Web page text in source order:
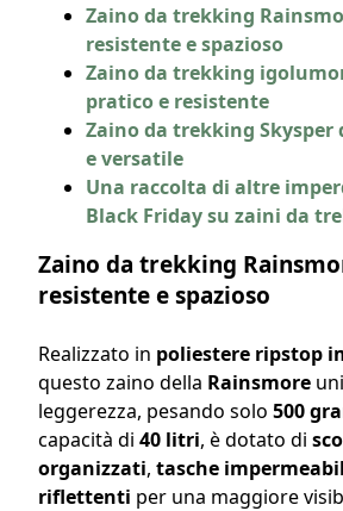
Zaino da trekking
resistente e spazioso
Zaino da trekking
pratico e resistente
Zaino da trekking Skysper
e versatile
Una raccolta di altre
Black Friday su zaini da
Zaino da trekking
resistente e spazioso
Realizzato in poliestere ripstop
questo zaino della Rainsmore
leggerezza, pesando solo 500
capacità di 40 litri, è dotato di
organizzati, tasche
riflettenti per una maggiore